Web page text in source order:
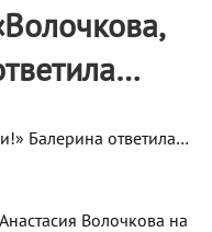
Балерина ответила…
Волочкова на